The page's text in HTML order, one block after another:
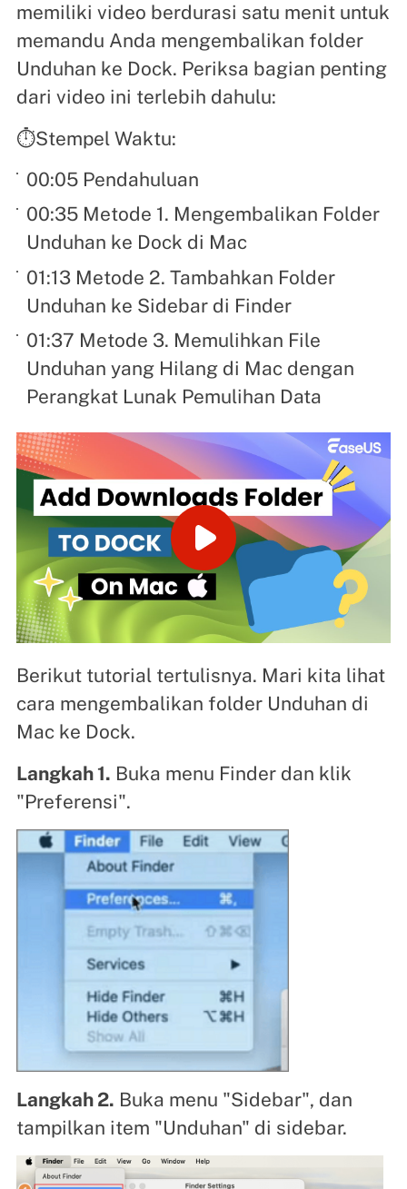
memiliki video berdurasi satu menit untuk
memandu Anda mengembalikan folder
Unduhan ke Dock. Periksa bagian penting
dari video ini terlebih dahulu:
⏱️Stempel Waktu:
00:05 Pendahuluan
00:35 Metode 1. Mengembalikan Folder
Unduhan ke Dock di Mac
01:13 Metode 2. Tambahkan Folder
Unduhan ke Sidebar di Finder
01:37 Metode 3. Memulihkan File
Unduhan yang Hilang di Mac dengan
Perangkat Lunak Pemulihan Data
Berikut tutorial tertulisnya. Mari kita lihat
cara mengembalikan folder Unduhan di
Mac ke Dock.
Langkah 1. Buka menu Finder dan klik
"Preferensi".
Langkah 2. Buka menu "Sidebar", dan
tampilkan item "Unduhan" di sidebar.